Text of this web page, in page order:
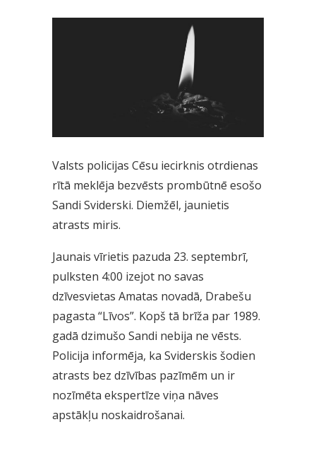
Valsts policijas Cēsu iecirknis otrdienas
rītā meklēja bezvēsts prombūtnē esošo
Sandi Sviderski. Diemžēl, jaunietis
atrasts miris.
Jaunais vīrietis pazuda 23. septembrī,
pulksten 4:00 izejot no savas
dzīvesvietas Amatas novadā, Drabešu
pagasta “Līvos”. Kopš tā brīža par 1989.
gadā dzimušo Sandi nebija ne vēsts.
Policija informēja, ka Sviderskis šodien
atrasts bez dzīvības pazīmēm un ir
nozīmēta ekspertīze viņa nāves
apstākļu noskaidrošanai.